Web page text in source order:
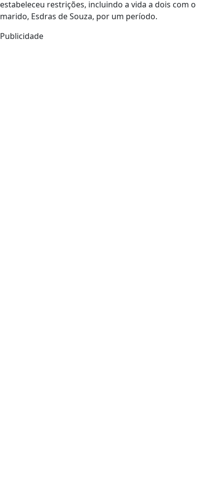
estabeleceu restrições, incluindo a vida a dois com o
marido, Esdras de Souza, por um período.
Publicidade